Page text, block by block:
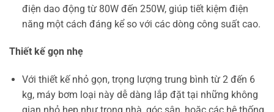
điện dao động từ 80W đến 250W, giúp tiết kiệm điện
năng một cách đáng kể so với các dòng công suất cao.
Thiết kế gọn nhẹ
Với thiết kế nhỏ gọn, trọng lượng trung bình từ 2 đến 6
kg, máy bơm loại này dễ dàng lắp đặt tại những không